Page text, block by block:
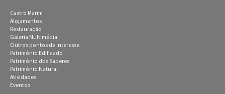
Castro Marim
Alojamentos
Restauração
Galeria Multimédia
Outros pontos de Interesse
Património Edificado
Património dos Saberes
Património Natural
Atividades
Eventos